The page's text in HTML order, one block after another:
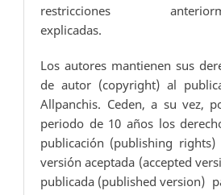
restricciones
explicadas.
Los autores mantienen sus
de autor (copyright) al
Allpanchis. Ceden, a su vez,
periodo de 10 años los
publicación (publishing rights)
versión aceptada (accepted
publicada (published version)